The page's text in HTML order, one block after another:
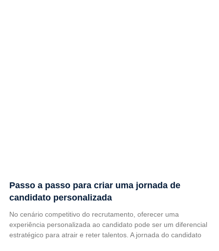
Passo a passo para criar uma jornada de
candidato personalizada
No cenário competitivo do recrutamento, oferecer uma
experiência personalizada ao candidato pode ser um diferencial
estratégico para atrair e reter talentos. A jornada do candidato